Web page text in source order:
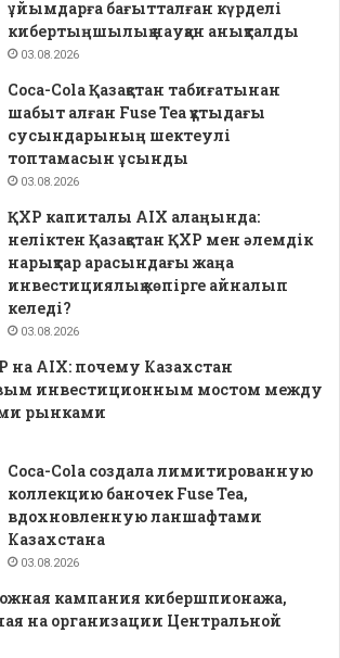
ұйымдарға бағытталған күрделі
кибертыңшылық науқан анықталды
03.08.2026
Coca-Cola Қазақстан табиғатынан
шабыт алған Fuse Tea құтыдағы
сусындарының шектеулі
топтамасын ұсынды
03.08.2026
ҚХР капиталы AIX алаңында:
неліктен Қазақстан ҚХР мен әлемдік
нарықтар арасындағы жаңа
инвестициялық көпірге айналып
келеді?
03.08.2026
на AIX: почему Казахстан
инвестиционным мостом между
рынками
Coca-Cola создала лимитированную
коллекцию баночек Fuse Tea,
вдохновленную ланшафтами
Казахстана
03.08.2026
кампания кибершпионажа,
на организации Центральной